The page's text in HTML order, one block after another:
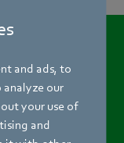
and ads, to
analyze our
your use of
and